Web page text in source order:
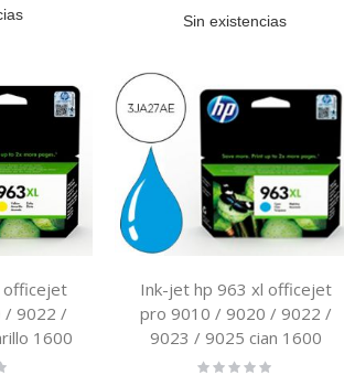
Sin existencias
officejet
/ 9022 /
1600
Ink-jet hp 963 xl officejet
pro 9010 / 9020 / 9022 /
9023 / 9025 cian 1600
paginas
Rating: